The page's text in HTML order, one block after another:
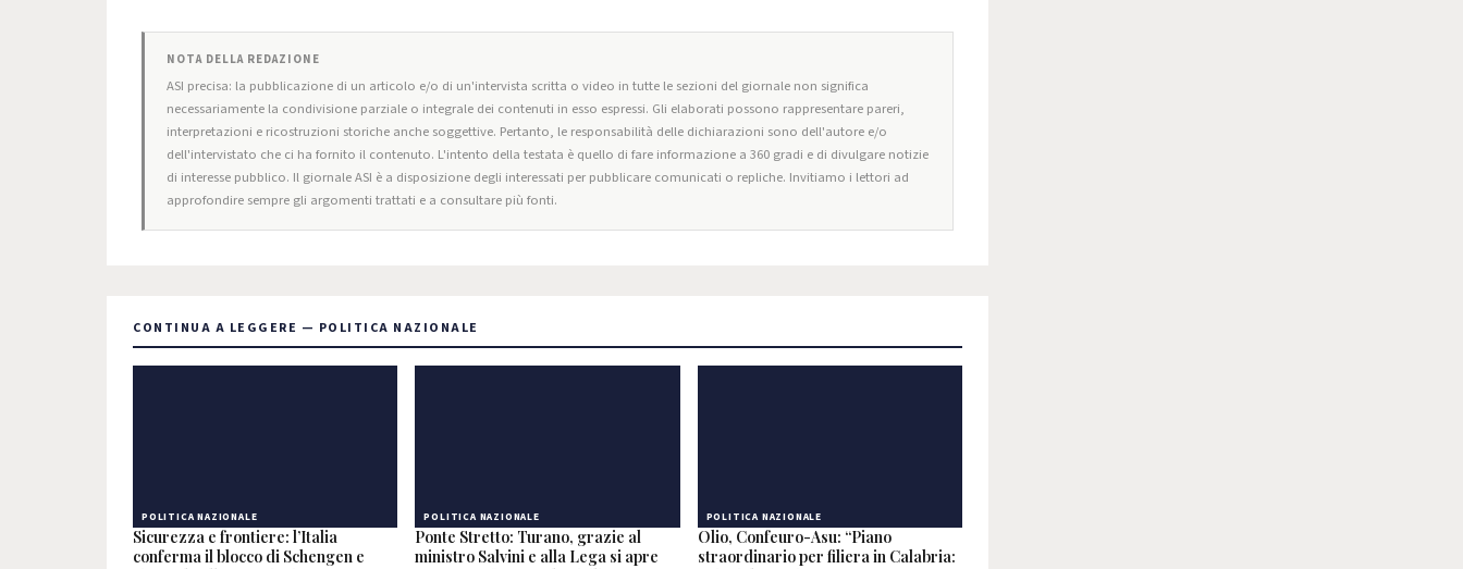
NOTA DELLA REDAZIONE
ASI precisa: la pubblicazione di un articolo e/o di un'intervista scritta o video in tutte le sezioni del giornale non significa
necessariamente la condivisione parziale o integrale dei contenuti in esso espressi. Gli elaborati possono rappresentare pareri,
interpretazioni e ricostruzioni storiche anche soggettive. Pertanto, le responsabilità delle dichiarazioni sono dell'autore e/o
dell'intervistato che ci ha fornito il contenuto. L'intento della testata è quello di fare informazione a 360 gradi e di divulgare notizie
di interesse pubblico. Il giornale ASI è a disposizione degli interessati per pubblicare comunicati o repliche. Invitiamo i lettori ad
approfondire sempre gli argomenti trattati e a consultare più fonti.
CONTINUA A LEGGERE — POLITICA NAZIONALE
POLITICA NAZIONALE
Sicurezza e frontiere: l’Italia
conferma il blocco di Schengen e
POLITICA NAZIONALE
Ponte Stretto: Turano, grazie al
ministro Salvini e alla Lega si apre
POLITICA NAZIONALE
Olio, Confeuro-Asu: “Piano
straordinario per filiera in Calabria: